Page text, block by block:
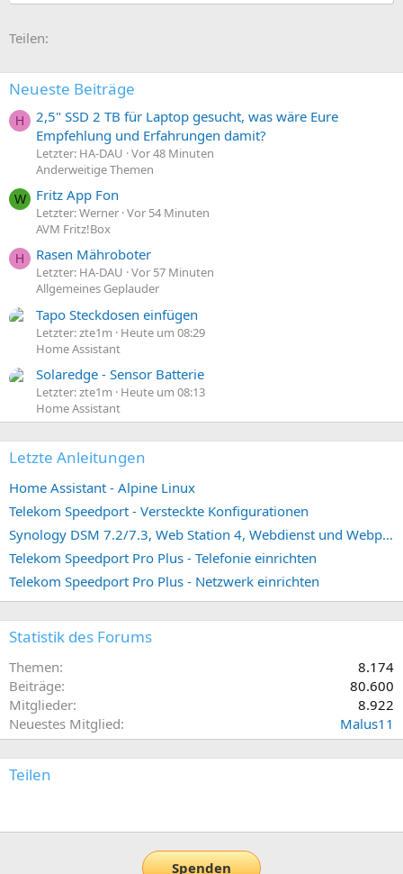
i
n
:
Teilen:
Neueste Beiträge
H
2,5" SSD 2 TB für Laptop gesucht, was wäre Eure
Empfehlung und Erfahrungen damit?
Letzter: HA-DAU Vor 48 Minuten
Anderweitige Themen
W Fritz App Fon
Letzter: Werner Vor 54 Minuten
AVM Fritz!Box
H Rasen Mähroboter
Letzter: HA-DAU Vor 57 Minuten
Allgemeines Geplauder
Tapo Steckdosen einfügen
Letzter: zte1m
Heute um 08:29
Home Assistant
Solaredge - Sensor Batterie
Letzter: zte1m
Heute um 08:13
Home Assistant
Letzte Anleitungen
Home Assistant - Alpine Linux
Telekom Speedport - Versteckte Konfigurationen
Synology DSM 7.2/7.3, Web Station 4, Webdienst und Webportal erstellen (ehemals vHost)
Telekom Speedport Pro Plus - Telefonie einrichten
Telekom Speedport Pro Plus - Netzwerk einrichten
Statistik des Forums
Themen
8.174
Beiträge
80.600
Mitglieder
8.922
Neuestes Mitglied
Malus11
Teilen
Spenden